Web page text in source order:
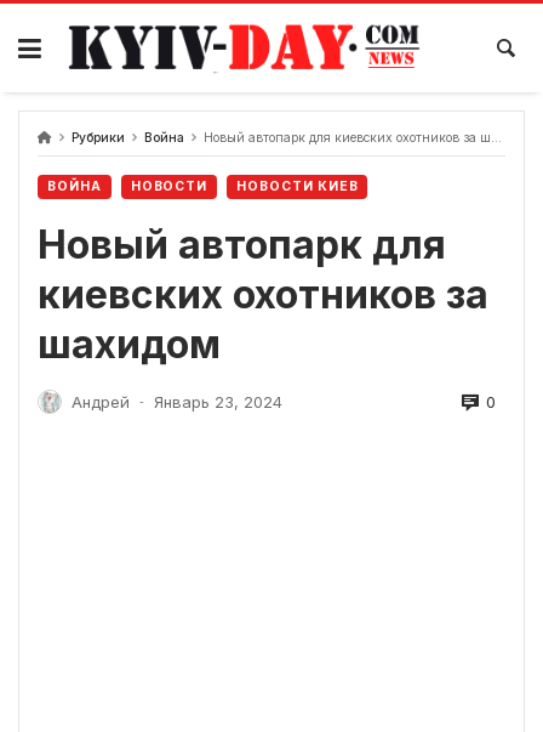
перейти
содержанию
Рубрики Война Новый автопарк для киевских охотников за шахидом
ВОЙНА НОВОСТИ НОВОСТИ КИЕВ
Новый автопарк для
киевских охотников за
шахидом
Андрей - Январь 23, 2024 0